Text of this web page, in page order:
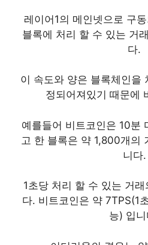
레이어1의 메인넷으로 구
블록에 처리 할 수 있는 거
다.
이 속도와 양은 블록체인을
정되어져있기 때문에
예를들어 비트코인은 10분
고 한 블록은 약 1,800개의
니다.
1초당 처리 할 수 있는 거
다. 비트코인은 약 7TPS(1
능) 입